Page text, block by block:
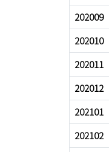
202009
202010
202011
202012
202101
202102